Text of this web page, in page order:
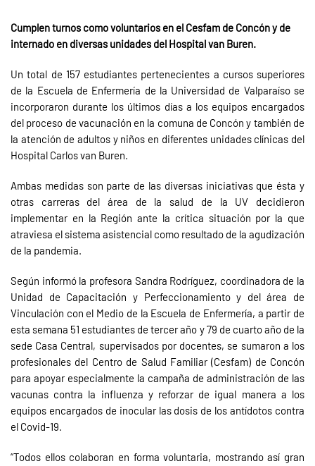
Cumplen turnos como voluntarios en el Cesfam de Concón y de
internado en diversas unidades del Hospital van Buren.
Un total de 157 estudiantes pertenecientes a cursos superiores
de la Escuela de Enfermería de la Universidad de Valparaíso se
incorporaron durante los últimos días a los equipos encargados
del proceso de vacunación en la comuna de Concón y también de
la atención de adultos y niños en diferentes unidades clínicas del
Hospital Carlos van Buren.
Ambas medidas son parte de las diversas iniciativas que ésta y
otras carreras del área de la salud de la UV decidieron
implementar en la Región ante la crítica situación por la que
atraviesa el sistema asistencial como resultado de la agudización
de la pandemia.
Según informó la profesora Sandra Rodríguez, coordinadora de la
Unidad de Capacitación y Perfeccionamiento y del área de
Vinculación con el Medio de la Escuela de Enfermería, a partir de
esta semana 51 estudiantes de tercer año y 79 de cuarto año de la
sede Casa Central, supervisados por docentes, se sumaron a los
profesionales del Centro de Salud Familiar (Cesfam) de Concón
para apoyar especialmente la campaña de administración de las
vacunas contra la influenza y reforzar de igual manera a los
equipos encargados de inocular las dosis de los antídotos contra
el Covid-19.
“Todos ellos colaboran en forma voluntaria, mostrando así gran